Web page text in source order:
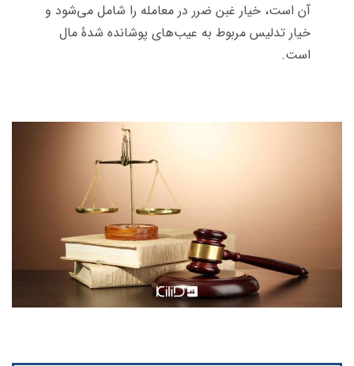
آن است، خیار غبن ضرر در معامله را شامل می‌شود و
خیار تدلیس مربوط به عیب‌های پوشانده شدۀ مال
است.